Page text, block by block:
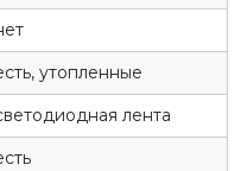
утопленные
лента